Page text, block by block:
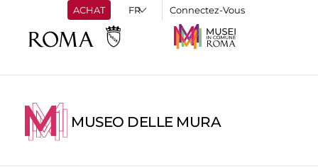
ACHAT Connectez-Vous
MUSEO DELLE MURA